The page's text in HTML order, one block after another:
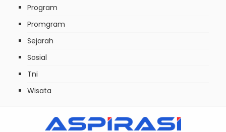
Program
Promgram
Sejarah
Sosial
Tni
Wisata